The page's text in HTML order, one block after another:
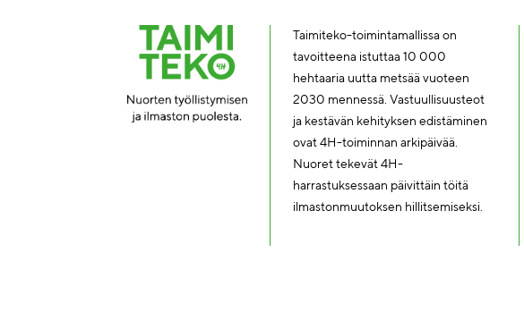
Taimiteko-toimintamallissa on
tavoitteena istuttaa 10 000
hehtaaria uutta metsää vuoteen
2030 mennessä. Vastuullisuusteot
ja kestävän kehityksen edistäminen
ovat 4H-toiminnan arkipäivää.
Nuoret tekevät 4H-
harrastuksessaan päivittäin töitä
ilmastonmuutoksen hillitsemiseksi.